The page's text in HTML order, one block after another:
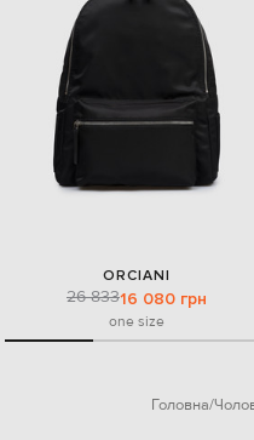
ORCIANI
26 83316 080 грн
one size
Головна